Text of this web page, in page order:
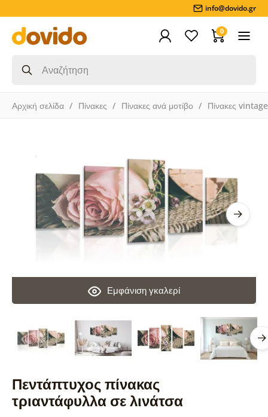
info@dovido.gr
0
Αρχική σελίδα Πίνακες Πίνακες ανά μοτίβο Πίνακες
Πεντάπτυχος πίνακας
τριαντάφυλλα σε λινάτσα
Εμφάνιση γκαλερί